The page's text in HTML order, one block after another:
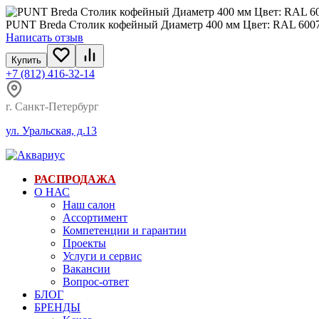
PUNT Breda Столик кофейный Диаметр 400 мм Цвет: RAL
Написать отзыв
Купить
+7 (812) 416-32-14
г. Санкт-Петербург
ул. Уральская, д.13
РАСПРОДАЖА
О НАС
Наш салон
Ассортимент
Компетенции и гарантии
Проекты
Услуги и сервис
Вакансии
Вопрос-ответ
БЛОГ
БРЕНДЫ